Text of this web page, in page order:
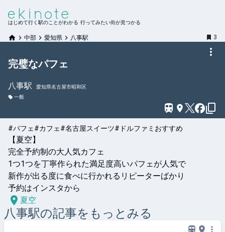
はじめて行く駅のことがわかる 行ってみたい街が見つかる
中部 愛知県 八事駅 3
完璧なパフェ
八事駅
愛知県名古屋市昭和区
一般
#パフェ #カフェ #名古屋スイーツ#ドルファミおすすめ
【夏空】
完全予約制の大人気カフェ
1つ1つを丁寧作られた満足度高いパフェが人気で
新作が出る度に食べに行かれるリピーターばかり
夏空
八事駅の記事をもっとみる